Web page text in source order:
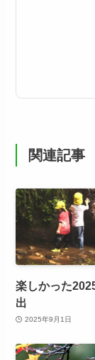
関連記事
楽しかった
出
2025年9月1日